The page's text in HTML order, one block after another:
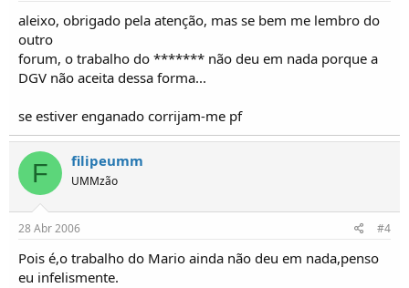
aleixo, obrigado pela atenção, mas se bem me lembro do
outro
forum, o trabalho do ******* não deu em nada porque a
DGV não aceita dessa forma...
se estiver enganado corrijam-me pf
F filipeumm
UMMzão
28 Abr 2006 #4
Pois é,o trabalho do Mario ainda não deu em nada,penso
eu infelismente.